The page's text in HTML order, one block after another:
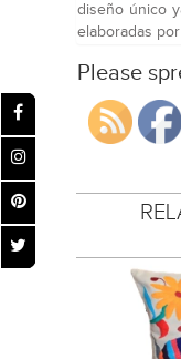
diseño único
elaboradas
Please